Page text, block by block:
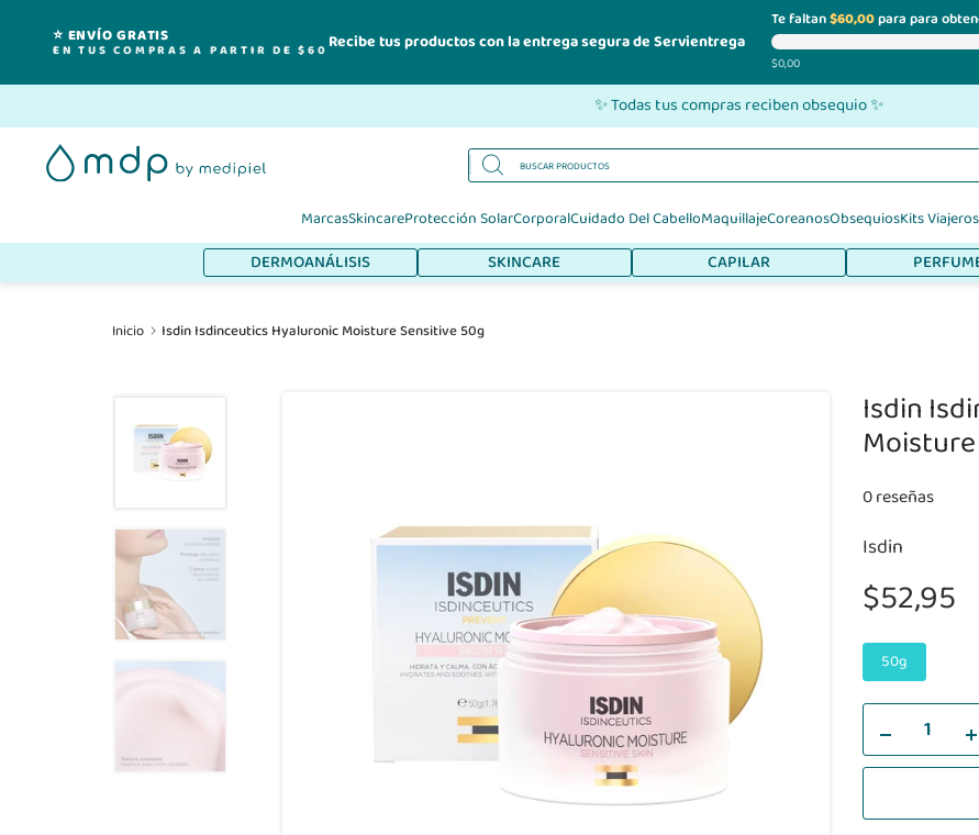
⭐ ENVÍO GRATIS
EN TUS COMPRAS A PARTIR DE $60 Recibe tus productos con la entrega segura de Servientrega
Te faltan$60,00para para
$0,00
al
contenido
✨ Todas tus compras reciben obsequio ✨
MarcasSkincareProtección SolarCorporalCuidado Del CabelloMaquillajeCoreanosObsequiosKits
DERMOANÁLISIS SKINCARE CAPILAR
Inicio Isdin Isdinceutics Hyaluronic Moisture Sensitive 50g
Isdin
0 reseñas
Isdin
$52,95
50g